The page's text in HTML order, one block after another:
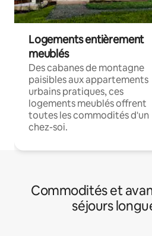
Logements entièrement
meublés
Des cabanes de montagne
paisibles aux appartements
urbains pratiques, ces
logements meublés offrent
toutes les commodités d'un
chez-soi.
Commodités et
séjours